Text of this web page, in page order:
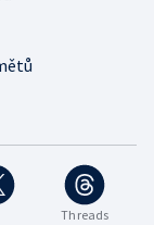
Threads